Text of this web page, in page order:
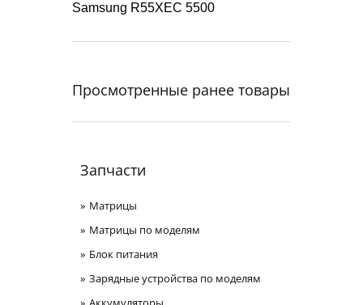
Samsung R55XEC 5500
Просмотренные ранее товары
Запчасти
Матрицы
Матрицы по моделям
Блок питания
Зарядные устройства по моделям